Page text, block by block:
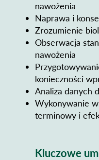
nawożenia
Naprawa i
Zrozumienie
Obserwacja
nawożenia
konieczności
Analiza danych
Wykonywanie
terminowy i
Kluczowe